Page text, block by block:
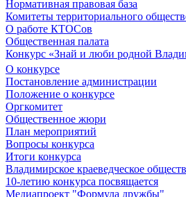
Нормативная правовая база
Комитеты территориального
О работе КТОСов
Общественная палата
Конкурс «Знай и люби родной
О конкурсе
Постановление администрации
Положение о конкурсе
Оргкомитет
Общественное жюри
План мероприятий
Вопросы конкурса
Итоги конкурса
Владимирское краеведческое
10-летию конкурса посвящается
Медиапроект "Формула дружбы"